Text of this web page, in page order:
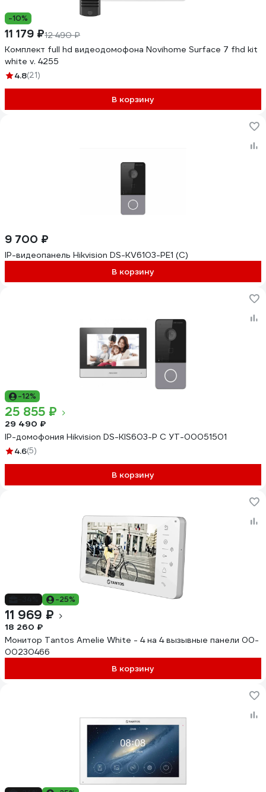
-10%
11 179 ₽12 490 ₽
Комплект full hd видеодомофона Novihome Surface 7 fhd kit
white v. 4255
4.8(21)
В корзину
9 700 ₽
IP-видеопанель Hikvision DS-KV6103-PE1 (C)
В корзину
-12%
25 855 ₽
29 490 ₽
IP-домофония Hikvision DS-KIS603-P C УТ-00051501
4.6(5)
В корзину
-25%
11 969 ₽
18 260 ₽
Монитор Tantos Amelie White - 4 на 4 вызывные панели 00-
00230466
В корзину